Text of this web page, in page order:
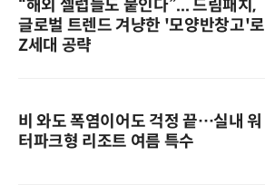
“해외 셀럽들도 붙인다”... 드림패치,
글로벌 트렌드 겨냥한 '모양반창고'로
Z세대 공략
비 와도 폭염이어도 걱정 끝…실내 워
터파크형 리조트 여름 특수